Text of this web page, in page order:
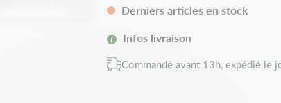
Derniers articles en stock
Infos livraison
Commandé avant 13h, expédié le